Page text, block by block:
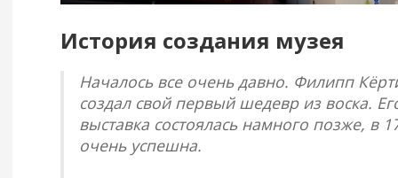
История создания музея
Началось все очень давно. Филипп
создал свой первый шедевр из воска.
выставка состоялась намного позже, в
очень успешна.